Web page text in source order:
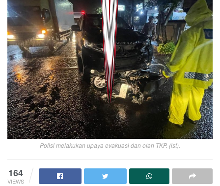
Polisi melakukan upaya evakuasi dan olah TKP. (ist).
164
VIEWS